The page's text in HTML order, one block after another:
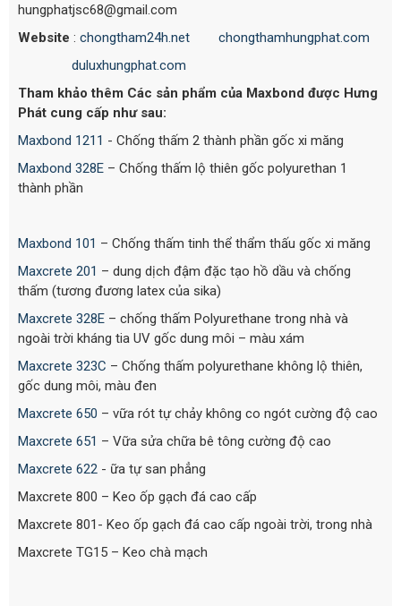
hungphatjsc68@gmail.com
Website : chongtham24h.net
chongthamhungphat.com
duluxhungphat.com
Tham khảo thêm Các sản phẩm của Maxbond được Hưng
Phát cung cấp như sau:
Maxbond 1211 - Chống thấm 2 thành phần gốc xi măng
Maxbond 328E – Chống thấm lộ thiên gốc polyurethan 1
thành phần
Maxbond 101 – Chống thấm tinh thể thẩm thấu gốc xi măng
Maxcrete 201 – dung dịch đậm đặc tạo hồ dầu và chống
thấm (tương đương latex của sika)
Maxcrete 328E – chống thấm Polyurethane trong nhà và
ngoài trời kháng tia UV gốc dung môi – màu xám
Maxcrete 323C – Chống thấm polyurethane không lộ thiên,
gốc dung môi, màu đen
Maxcrete 650 – vữa rót tự chảy không co ngót cường độ cao
Maxcrete 651 – Vữa sửa chữa bê tông cường độ cao
Maxcrete 622 - ữa tự san phẳng
Maxcrete 800 – Keo ốp gạch đá cao cấp
Maxcrete 801- Keo ốp gạch đá cao cấp ngoài trời, trong nhà
Maxcrete TG15 – Keo chà mạch